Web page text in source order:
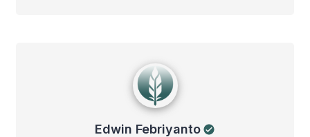
Edwin Febriyanto